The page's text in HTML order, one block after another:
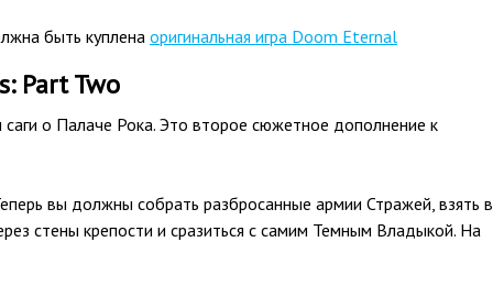
быть куплена оригинальная игра Doom Eternal
Part Two
о Палаче Рока. Это второе сюжетное дополнение к
вы должны собрать разбросанные армии Стражей, взять в
стены крепости и сразиться с самим Темным Владыкой. На